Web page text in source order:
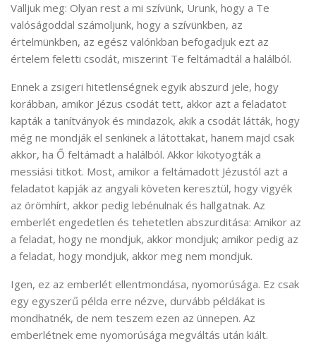
Valljuk meg: Olyan rest a mi szívünk, Urunk, hogy a Te
valóságoddal számoljunk, hogy a szívünkben, az
értelmünkben, az egész valónkban befogadjuk ezt az
értelem feletti csodát, miszerint Te feltámadtál a halálból.
Ennek a zsigeri hitetlenségnek egyik abszurd jele, hogy
korábban, amikor Jézus csodát tett, akkor azt a feladatot
kapták a tanítványok és mindazok, akik a csodát látták, hogy
még ne mondják el senkinek a látottakat, hanem majd csak
akkor, ha Ő feltámadt a halálból. Akkor kikotyogták a
messiási titkot. Most, amikor a feltámadott Jézustól azt a
feladatot kapják az angyali követen keresztül, hogy vigyék
az örömhírt, akkor pedig lebénulnak és hallgatnak. Az
emberlét engedetlen és tehetetlen abszurditása: Amikor az
a feladat, hogy ne mondjuk, akkor mondjuk; amikor pedig az
a feladat, hogy mondjuk, akkor meg nem mondjuk.
Igen, ez az emberlét ellentmondása, nyomorúsága. Ez csak
egy egyszerű példa erre nézve, durvább példákat is
mondhatnék, de nem teszem ezen az ünnepen. Az
emberlétnek eme nyomorúsága megváltás után kiált.